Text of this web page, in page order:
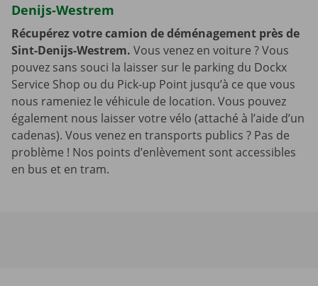
Denijs-Westrem
Récupérez votre camion de déménagement près de
Sint-Denijs-Westrem. Vous venez en voiture ? Vous
pouvez sans souci la laisser sur le parking du Dockx
Service Shop ou du Pick-up Point jusqu’à ce que vous
nous rameniez le véhicule de location. Vous pouvez
également nous laisser votre vélo (attaché à l’aide d’un
cadenas). Vous venez en transports publics ? Pas de
problème ! Nos points d’enlèvement sont accessibles
en bus et en tram.